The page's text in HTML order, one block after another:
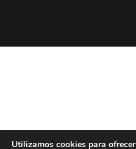
Utilizamos cookies para